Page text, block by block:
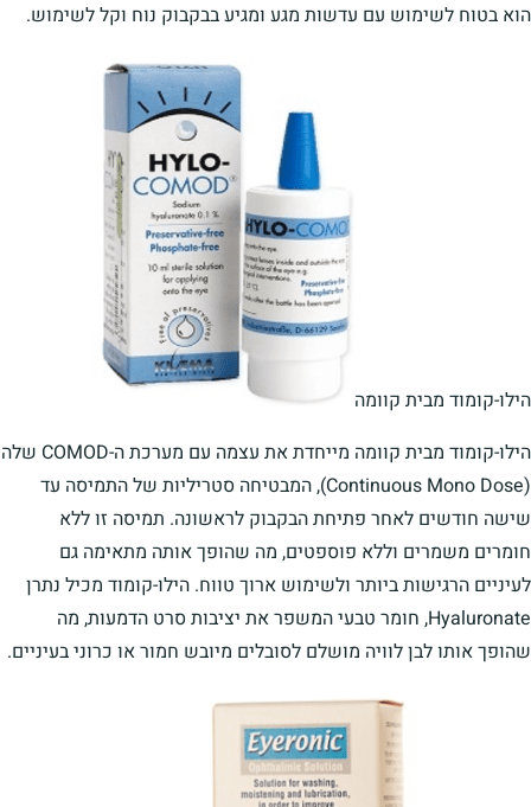
הוא בטוח לשימוש עם עדשות מגע ומגיע בבקבוק נוח וקל לשימוש.
הילו-קומוד מבית קוומה
הילו-קומוד מבית קוומה מייחדת את עצמה עם מערכת ה-COMOD שלה
(Continuous Mono Dose), המבטיחה סטריליות של התמיסה עד
שישה חודשים לאחר פתיחת הבקבוק לראשונה. תמיסה זו ללא
חומרים משמרים וללא פוספטים, מה שהופך אותה מתאימה גם
לעיניים הרגישות ביותר ולשימוש ארוך טווח. הילו-קומוד מכיל נתרן
Hyaluronate, חומר טבעי המשפר את יציבות סרט הדמעות, מה
שהופך אותו לבן לוויה מושלם לסובלים מיובש חמור או כרוני בעיניים.